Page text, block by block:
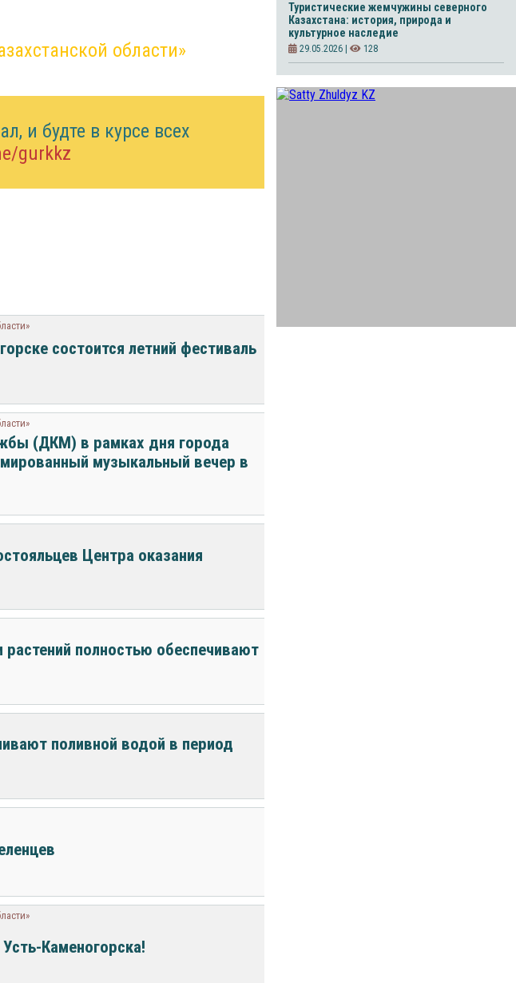
области»
и будте в курсе всех
gurkkz
состоится летний фестиваль
(ДКМ) в рамках дня города
музыкальный вечер в
Центра оказания
полностью обеспечивают
поливной водой в период
Каменогорска!
Туристические жемчужины северного
Казахстана: история, природа и
культурное наследие
29.05.2026 | 128